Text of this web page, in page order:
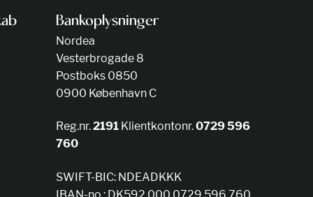
Bankoplysninger
Nordea
Vesterbrogade 8
Postboks 0850
0900 København C
Reg.nr.2191 Klientkontonr.0729 596
760
SWIFT-BIC: NDEADKKK
IBAN-no.: DK592 000 0729 596 760